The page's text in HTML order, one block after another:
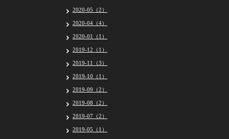
2020-05（2）
2020-04（4）
2020-01（1）
2019-12（1）
2019-11（3）
2019-10（1）
2019-09（2）
2019-08（2）
2019-07（2）
2019-05（1）